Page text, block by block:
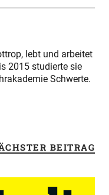
lebt und arbeitet
2015 studierte sie
Schwerte.
BEITRAG